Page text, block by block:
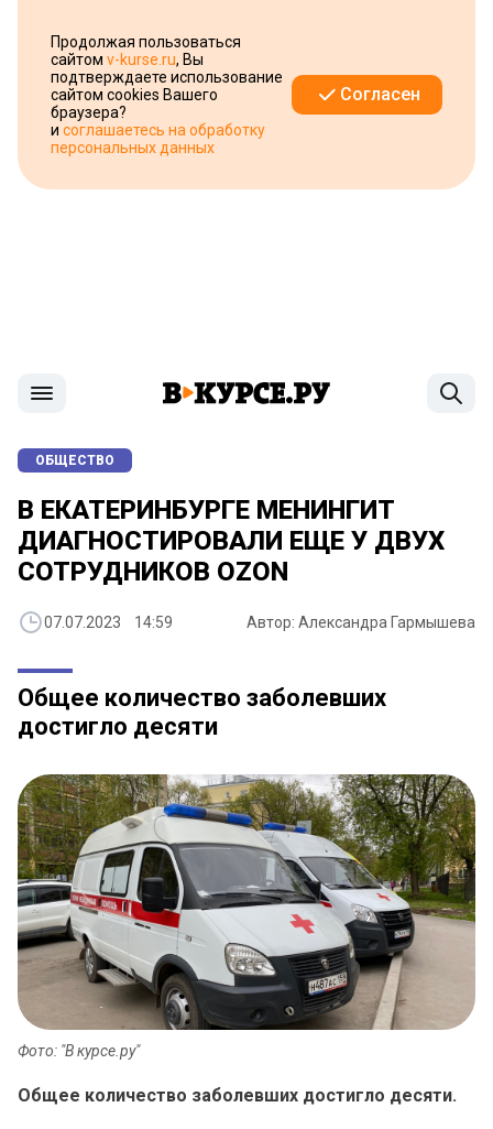
Продолжая пользоваться
сайтом v-kurse.ru, Вы
подтверждаете использование
сайтом cookies Вашего
браузера?
и соглашаетесь на обработку
персональных данных
Согласен
ОБЩЕСТВО
В ЕКАТЕРИНБУРГЕ МЕНИНГИТ
ДИАГНОСТИРОВАЛИ ЕЩЕ У ДВУХ
СОТРУДНИКОВ OZON
07.07.2023 14:59 Автор: Александра Гармышева
Общее количество заболевших
достигло десяти
Фото: "В курсе.ру"
Общее количество заболевших достигло десяти.